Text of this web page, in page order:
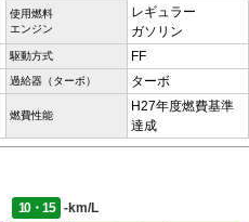
使用燃料
エンジン
レギュラー
ガソリン
駆動方式 FF
過給器（ターボ） ターボ
燃費性能
H27年度燃費基準
達成
10・15
-km/L